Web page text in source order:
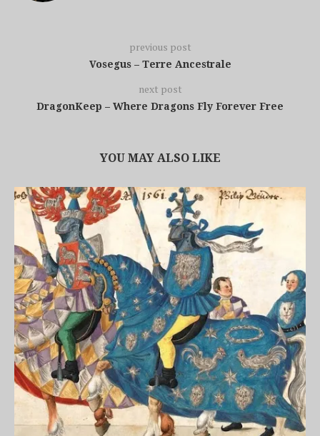
previous post
Vosegus – Terre Ancestrale
next post
DragonKeep – Where Dragons Fly Forever Free
YOU MAY ALSO LIKE